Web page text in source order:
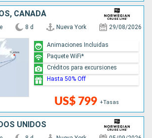
CANADÁ
8 d Nueva York 29/08/2026
US$ 799 +Tasas
Animaciones Incluidas
Paquete WiFi*
Créditos para excursiones
Hasta 50% Off
UNIDOS